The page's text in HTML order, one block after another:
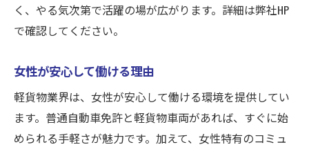
く、やる気次第で活躍の場が広がります。詳細は弊社HP
で確認してください。
女性が安心して働ける理由
軽貨物業界は、女性が安心して働ける環境を提供してい
ます。普通自動車免許と軽貨物車両があれば、すぐに始
められる手軽さが魅力です。加えて、女性特有のコミュ